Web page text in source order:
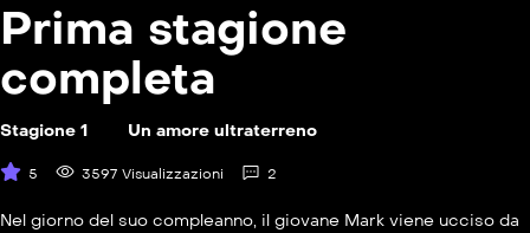
Il ciondolo antico
Prima stagione
completa
Stagione 1 Un amore ultraterreno
5 3597 Visualizzazioni 2
Nel giorno del suo compleanno, il giovane Mark viene ucciso da